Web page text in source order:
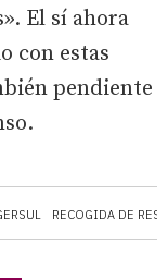
RECOGIDA DE
El sí ahora
con estas
pendiente